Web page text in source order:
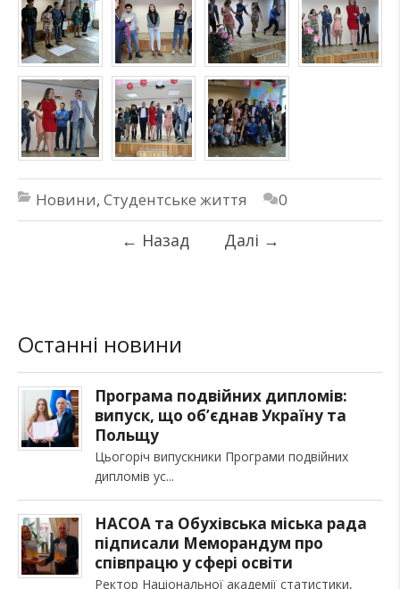
Новини, Студентське життя 0
← Назад Далі →
Останні новини
Програма подвійних дипломів:
випуск, що об’єднав Україну та
Польщу
Цьогоріч випускники Програми подвійних
дипломів ус
НАСОА та Обухівська міська рада
підписали Меморандум про
співпрацю у сфері освіти
Ректор Національної академії статистики,